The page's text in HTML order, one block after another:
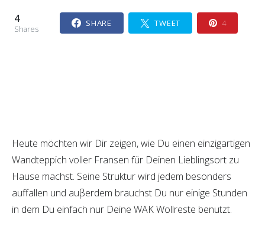
4
Shares
SHARE TWEET 4
Heute möchten wir Dir zeigen, wie Du einen einzigartigen
Wandteppich voller Fransen für Deinen Lieblingsort zu
Hause machst. Seine Struktur wird jedem besonders
auffallen und auβerdem brauchst Du nur einige Stunden
in dem Du einfach nur Deine WAK Wollreste benutzt.